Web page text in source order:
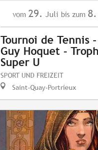
vom 29. Juli bis zum 8.
Tournoi de Tennis
Guy Hoquet -
Super U
SPORT UND FREIZEIT
Saint-Quay-Portrieux